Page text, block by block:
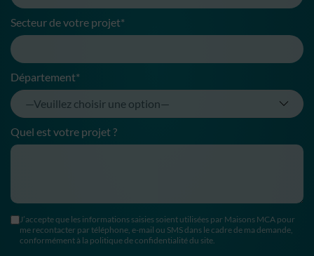
Secteur de votre projet*
Département*
Quel est votre projet ?
J’accepte que les informations saisies soient utilisées par Maisons MCA pour
me recontacter par téléphone, e-mail ou SMS dans le cadre de ma demande,
conformément à la politique de confidentialité du site.